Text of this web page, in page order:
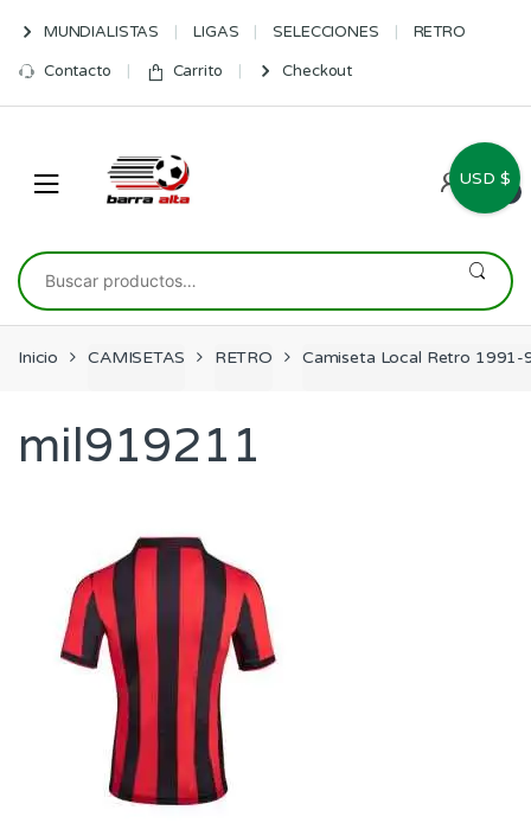
navigation
content
MUNDIALISTAS LIGAS SELECCIONES RETRO
Contacto Carrito Checkout
0
Buscar
por:
Inicio CAMISETAS RETRO Camiseta Local Retro 1991-
mil919211
USD $